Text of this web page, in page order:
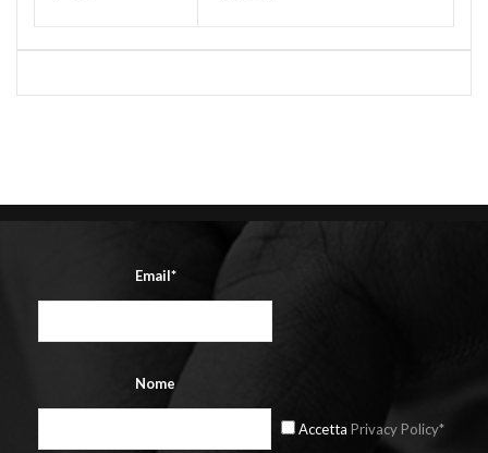
Email*
Nome
Accetta Privacy Policy*